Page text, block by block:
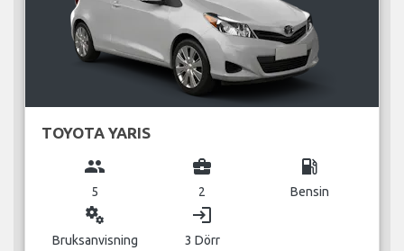
TOYOTA YARIS
group
5
business_center
2
local_gas_station
Bensin
miscellaneous_services
Bruksanvisning
login
3 Dörr